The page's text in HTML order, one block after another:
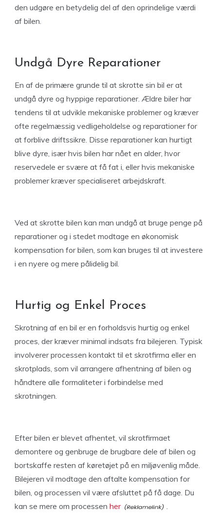
den udgøre en betydelig del af den oprindelige værdi
af bilen.
Undgå Dyre Reparationer
En af de primære grunde til at skrotte sin bil er at
undgå dyre og hyppige reparationer. Ældre biler har
tendens til at udvikle mekaniske problemer og kræver
ofte regelmæssig vedligeholdelse og reparationer for
at forblive driftssikre. Disse reparationer kan hurtigt
blive dyre, især hvis bilen har nået en alder, hvor
reservedele er svære at få fat i, eller hvis mekaniske
problemer kræver specialiseret arbejdskraft.
Ved at skrotte bilen kan man undgå at bruge penge på
reparationer og i stedet modtage en økonomisk
kompensation for bilen, som kan bruges til at investere
i en nyere og mere pålidelig bil.
Hurtig og Enkel Proces
Skrotning af en bil er en forholdsvis hurtig og enkel
proces, der kræver minimal indsats fra bilejeren. Typisk
involverer processen kontakt til et skrotfirma eller en
skrotplads, som vil arrangere afhentning af bilen og
håndtere alle formaliteter i forbindelse med
skrotningen.
Efter bilen er blevet afhentet, vil skrotfirmaet
demontere og genbruge de brugbare dele af bilen og
bortskaffe resten af køretøjet på en miljøvenlig måde.
Bilejeren vil modtage den aftalte kompensation for
bilen, og processen vil være afsluttet på få dage. Du
kan se mere om processen her .